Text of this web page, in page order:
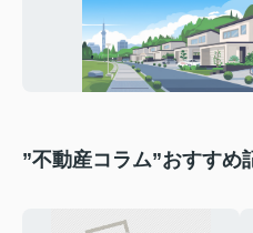
”不動産コラム”おすすめ